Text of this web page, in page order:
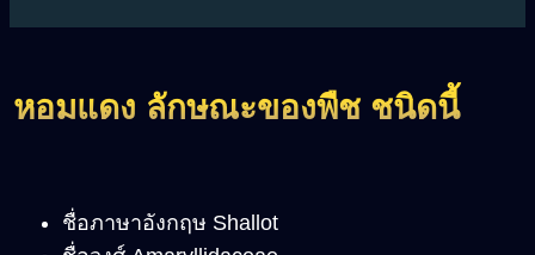
หอมแดง ลักษณะของพืช ชนิดนี้
ชื่อภาษาอังกฤษ Shallot